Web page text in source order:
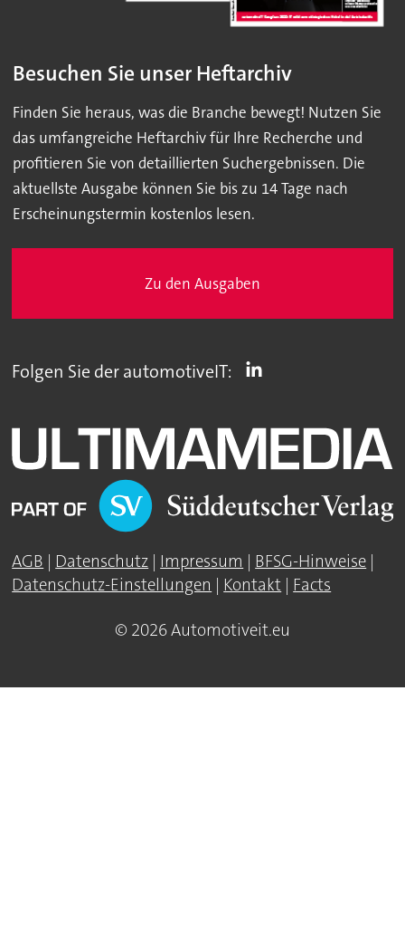
Besuchen Sie unser Heftarchiv
Finden Sie heraus, was die Branche bewegt! Nutzen Sie
das umfangreiche Heftarchiv für Ihre Recherche und
profitieren Sie von detaillierten Suchergebnissen. Die
aktuellste Ausgabe können Sie bis zu 14 Tage nach
Erscheinungstermin kostenlos lesen.
Zu den Ausgaben
Folgen Sie der automotiveIT:
AGB | Datenschutz | Impressum | BFSG-Hinweise |
Datenschutz-Einstellungen | Kontakt | Facts
© 2026 Automotiveit.eu